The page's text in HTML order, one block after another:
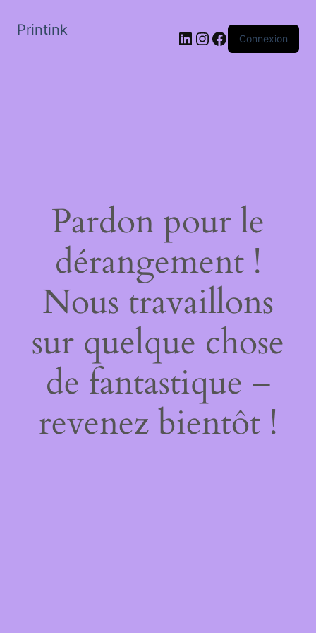
Printink LinkedIn
Instagram
Facebook
Connexion
Pardon pour le
dérangement !
Nous travaillons
sur quelque chose
de fantastique –
revenez bientôt !